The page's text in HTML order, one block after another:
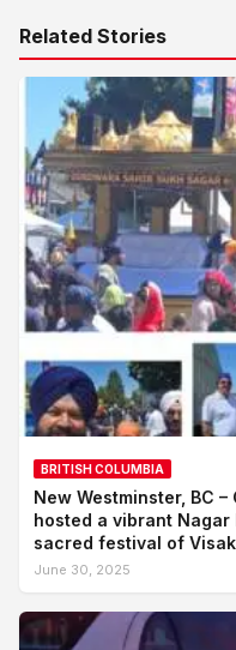
Related Stories
BRITISH COLUMBIA
New Westminster, BC
hosted a vibrant
sacred festival of
June 30, 2025